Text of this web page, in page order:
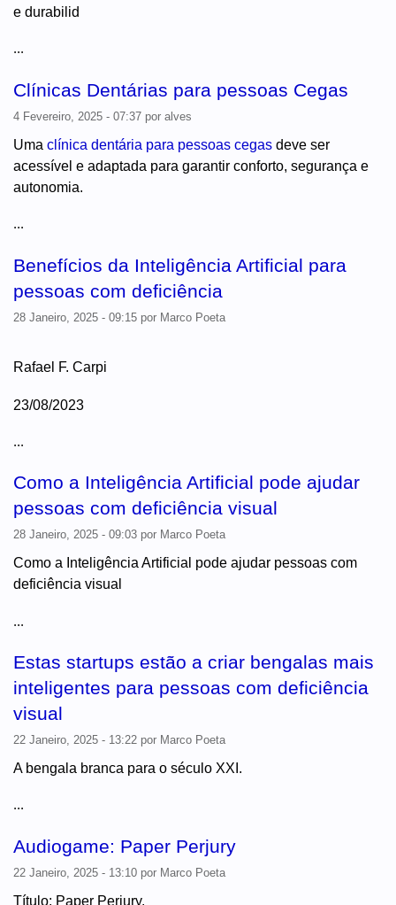
e durabilid
...
Clínicas Dentárias para pessoas Cegas
4 Fevereiro, 2025 - 07:37 por alves
Uma clínica dentária para pessoas cegas deve ser
acessível e adaptada para garantir conforto, segurança e
autonomia.
...
Benefícios da Inteligência Artificial para
pessoas com deficiência
28 Janeiro, 2025 - 09:15 por Marco Poeta
Rafael F. Carpi
23/08/2023
...
Como a Inteligência Artificial pode ajudar
pessoas com deficiência visual
28 Janeiro, 2025 - 09:03 por Marco Poeta
Como a Inteligência Artificial pode ajudar pessoas com
deficiência visual
...
Estas startups estão a criar bengalas mais
inteligentes para pessoas com deficiência
visual
22 Janeiro, 2025 - 13:22 por Marco Poeta
A bengala branca para o século XXI.
...
Audiogame: Paper Perjury
22 Janeiro, 2025 - 13:10 por Marco Poeta
Título: Paper Perjury.